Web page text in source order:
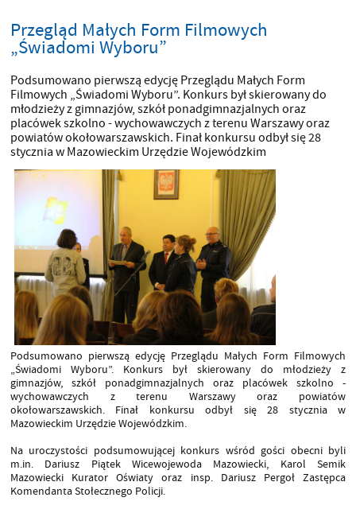
Przegląd Małych Form Filmowych
„Świadomi Wyboru”
Podsumowano pierwszą edycję Przeglądu Małych Form
Filmowych „Świadomi Wyboru”. Konkurs był skierowany do
młodzieży z gimnazjów, szkół ponadgimnazjalnych oraz
placówek szkolno - wychowawczych z terenu Warszawy oraz
powiatów okołowarszawskich. Finał konkursu odbył się 28
stycznia w Mazowieckim Urzędzie Wojewódzkim
Podsumowano pierwszą edycję Przeglądu Małych Form Filmowych
„Świadomi Wyboru”. Konkurs był skierowany do młodzieży z
gimnazjów, szkół ponadgimnazjalnych oraz placówek szkolno -
wychowawczych z terenu Warszawy oraz powiatów
okołowarszawskich. Finał konkursu odbył się 28 stycznia w
Mazowieckim Urzędzie Wojewódzkim.
Na uroczystości podsumowującej konkurs wśród gości obecni byli
m.in. Dariusz Piątek Wicewojewoda Mazowiecki, Karol Semik
Mazowiecki Kurator Oświaty oraz insp. Dariusz Pergoł Zastępca
Komendanta Stołecznego Policji.